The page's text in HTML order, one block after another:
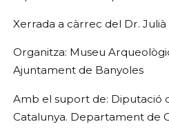
Xerrada a càrrec del Dr.
Organitza: Museu
Ajuntament de Banyoles
Amb el suport de: Diputació
Catalunya. Departament de